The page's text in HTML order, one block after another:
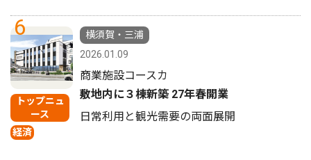
6
トップニュ
ース
経済
横須賀・三浦
2026.01.09
商業施設コースカ
敷地内に３棟新築 27年春開業
日常利用と観光需要の両面展開